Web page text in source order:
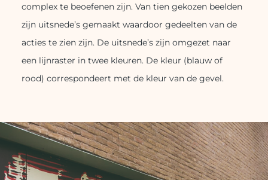
complex te beoefenen zijn. Van tien gekozen beelden
zijn uitsnede’s gemaakt waardoor gedeelten van de
acties te zien zijn. De uitsnede’s zijn omgezet naar
een lijnraster in twee kleuren. De kleur (blauw of
rood) correspondeert met de kleur van de gevel.